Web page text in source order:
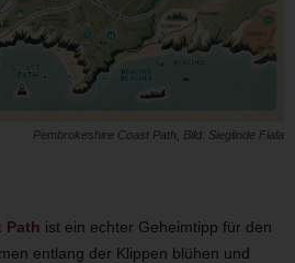
Pembrokeshire Coast Path, Bild: Sieglinde Fiala
Path ist ein echter Geheimtipp für den
entlang der Klippen blühen und